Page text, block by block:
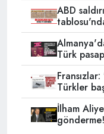
ABD
Türk
Türkler
İlham
gönderme!